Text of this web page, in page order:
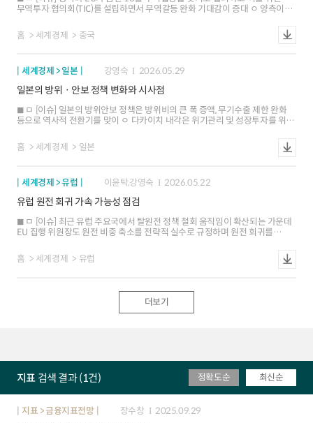
보이겠지만 기본적으로 연말까지 10년 금리는 2.4~2.8% 범위 내에서 움직일
국채 발행 물량 증가 등 구조적인 요인이 부각되면서 금리 상승 압력이
점진적으로 커질 것으로 예상
무역투자 협의회(TIC)를 설립하면서 무역갈등 완화 기대감이 증대 ㅇ 양측이
배경] 유럽의 대중 무역적자가 크게 확대되면서 산업경쟁력 약화, 고용 불안
등의 문제가 부각. 또한 대외 불확실성 등으로 중국과 유럽의 협력 필요성도
불균형이 더욱 심화 ㅇ (산업경쟁력 약화) 중국산 저가제품 유입이 유럽
가시화되어 이를 조정할 필요 ㅇ (중-EU 협력 필요성) 한편, 미국의 무역규제가
강화되고 러우전쟁, 중동전쟁 등으로 지정학적 불안이 커지면서 양측의 협력
의지도 확대 ㅁ [협상 전망] 유럽의 대중적자 축소를 위한 일부 품목 관세조정은
가능성이 있으나, 공급망 안정과 과잉보조금 등은 중국의 반발에 따라 사안별로
하이브리드차와 화학제품 등의 관세를 인상하고 기존의 철강 우회수출 통제와
전자상거래 규제 등도 강화할 전망 ㅇ (공급망공정무역 협상 난항 예상) 반면, △
금번 협상에서도 갈등 관리 수준에 그칠 가능성 - EU 내에서도 프랑스와
이탈리아 등이 대중 강경 대응을 주장하나, 독일과 스페인 등은 신중한
입장이어서 사안별로 의견이 엇갈릴 소지 ㅁ [영향 및 시사점] 중국-EU간
무역격차가 다소 축소되겠으나, 유럽이 근본적인 대중 의존도를 해소하기는
어려워 앞으로도 양측이 견제와 협상을 반복할 가능성 ㅇ 중국의 산업고도화
등으로 유럽과의 제조수출 경쟁이 더욱 치열해지는 한편, 유럽의 대중 의존도도
지속되고 있어 금번 협상 이후에도 견제가 지속될 소지
홈 세계경제 중국
세계경제 > 일본 강영숙 2026.05.29
일본의 방위ㆍ안보 정책 변화와 시사점
ㅁ [이슈] 일본의 방위안보 정책은 방위비의 큰 폭 증액, 무기수출 제한 완화
등으로 역사적 전환기를 맞이 ㅇ 다카이치 내각은 위기관리 및 성장투자를 위한
3문서 등에서도 방위정책의 방향성이 확인될 전망 ㅁ [전략적 동기]
①인도태평양 지역에서 중국의 군사활동 억제 ②자체 방위력 강화 ③국내
발생할 수 있다는 우려 인식이 증가. 특히 중국이 센카쿠 열도, 동중국해,
방위력 강화: 세계 각지에서 군사적 충돌이 늘어나고 안보를 미국에만 의존할 수
없게 됨에 따라 유사시 장기간 전투를 지속할 수 있는 이른바 계전(繼戰) 능력
강화가 핵심 과제로 부상 ㅇ 국내 방위산업 육성: 수출 시장이 개방되면 수익성
개선 등으로 방위산업 역량을 강화하고 성장 동력을 확보할 수 있으며 방위비의
취약한 공급망 등 구조적 제약을 안고 있어 방위장비 이전, 공동 개발생산 등을
등을 위한 광역 협력의 중요성이 증대. 일본의 방위장비 이전 3원칙 개정 등은
수출 확대보다 개발생산에서 정비보급 기술 협력에 이르는 일련의 관계를 통해
홈 세계경제 일본
세계경제 > 유럽 이윤탁,강영숙 2026.05.22
유럽 원전 회귀 가속 가능성 점검
ㅁ [이슈] 최근 유럽 주요국에서 탈원전 정책 철회 움직임이 확산되는 가운데
EU 집행 위원장도 원전 비중 축소를 전략적 실수로 규정하며 원전 회귀를
의존하는 리스크가 부각되고 장기적인 해결책으로 에너지 전환의 중요성이
커진 데 주로 기인 ㅁ [종합 평가] 소형모듈원전(SMR) 등 청정에너지 인프라
가세하여 투자 불확실성도 상존
홈 세계경제 유럽
더보기
지표 검색 결과 (1건) 정확도순 최신순
지표 > 금융지표전망 장수창 2025.09.29